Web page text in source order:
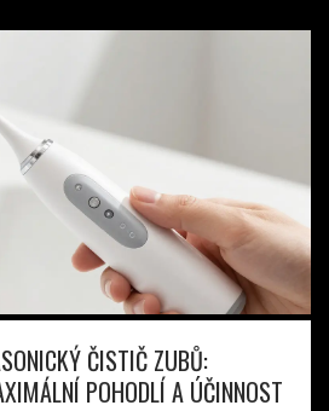
ČISTIČ ZUBŮ:
POHODLÍ A ÚČINNOST